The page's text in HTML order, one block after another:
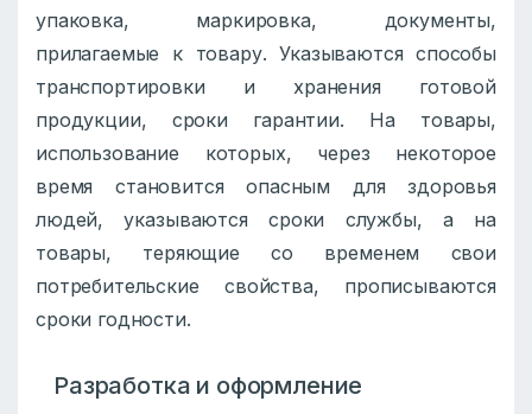
упаковка, маркировка, документы,
прилагаемые к товару. Указываются способы
транспортировки и хранения готовой
продукции, сроки гарантии. На товары,
использование которых, через некоторое
время становится опасным для здоровья
людей, указываются сроки службы, а на
товары, теряющие со временем свои
потребительские свойства, прописываются
сроки годности.
Разработка и оформление